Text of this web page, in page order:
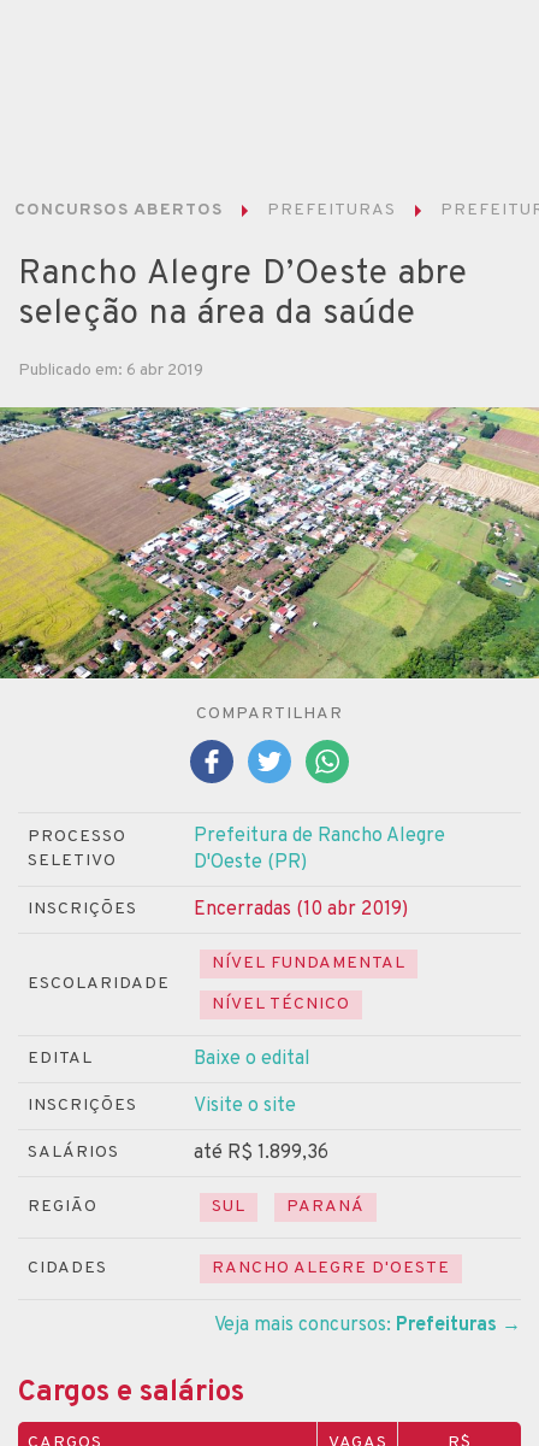
CONCURSOS ABERTOS PREFEITURAS
Rancho Alegre D’Oeste abre
seleção na área da saúde
Publicado em: 6 abr 2019
COMPARTILHAR
PROCESSO
SELETIVO
Prefeitura de Rancho Alegre
D'Oeste (PR)
INSCRIÇÕES Encerradas (10 abr 2019)
ESCOLARIDADE
NÍVEL FUNDAMENTAL
NÍVEL TÉCNICO
EDITAL Baixe o edital
INSCRIÇÕES Visite o site
SALÁRIOS até R$ 1.899,36
REGIÃO SUL PARANÁ
CIDADES RANCHO ALEGRE D'OESTE
Veja mais concursos: Prefeituras →
Cargos e salários